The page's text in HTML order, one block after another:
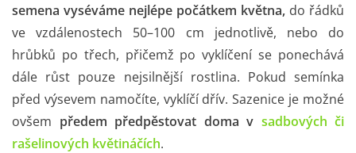
semena vyséváme nejlépe počátkem května, do řádků
ve vzdálenostech 50–100 cm jednotlivě, nebo do
hrůbků po třech, přičemž po vyklíčení se ponechává
dále růst pouze nejsilnější rostlina. Pokud semínka
před výsevem namočíte, vyklíčí dřív. Sazenice je možné
ovšem předem předpěstovat doma v sadbových či
rašelinových květináčích.